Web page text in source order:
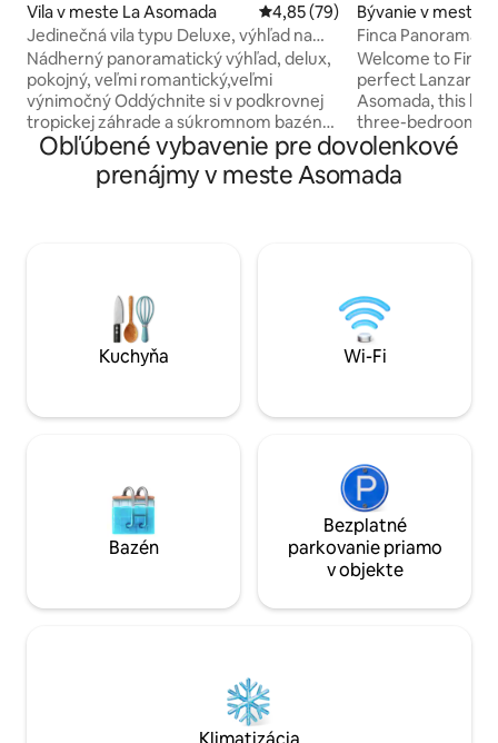
Vila v meste La Asomada Priemerné ohodnotenie 4,85
4,85 (79)
Jedinečná vila typu Deluxe, výhľad na
more, súkromný vyhrievaný bazén
Nádherný panoramatický výhľad, delux,
pokojný, veľmi romantický,veľmi
výnimočný Oddýchnite si v podkrovnej
tropickej záhrade a súkromnom bazéne
Infinity, útulná vila bola kompletne
zrekonštruovaná na vysoký štandard na
jeseň 2018, čo je vynikajúca poloha na
východu slnka do západu slnka, tento
tradičný dom v štýle Canary s
pôvodnými lavovými skalnými stenami a
ocenil špeciálnu certifikovanú licenciu
ubytovanie hostí pre cestovný ruch. Vila
známy (miestny) interiérový dizajnér,
aby zlepšil kaneriánsku atmosféru, a
exteriéry od špecialistu z Malorky a
rozložil sa na 375 m ² 4036 štvorcových
subtropických/Palmových záhrad,
prameň s odporúčanou krytou terasou a
veľkou pohovkou v tvare lôžka/záhrady,
konferenčného stolíka a jemnej LED
Bývanie v meste
Finca Panorama
s bazénom
Welcome to
perfect
Asomada, this
three-bedroom
two-bedroom
adults plus an
and hot tub, ideal
maximum of 10
Groups of 5
the 2 Bedroom
Obľúbené vybavenie pre dovolenkové
prenájmy v meste Asomada
Kuchyňa Wi-Fi
Bazén
Bezplatné
parkovanie priamo
v objekte